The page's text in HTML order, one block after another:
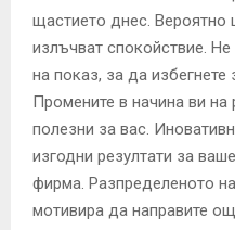
щастието днес.
излъчват спокойствие.
на показ, за да избегнете
Промените в начина ви
полезни за вас.
изгодни резултати за
фирма. Разпределеното
мотивира да направите